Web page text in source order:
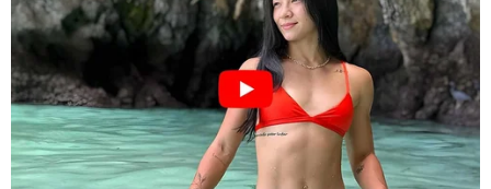
Tvorba fíkovníků začíná po
výsadbě. Za podmínek krycí
kultury se rostliny vysazují šikmo,
pod úhlem 20-40°, seříznou se ve
výšce 10-15 cm od povrchu půdy,